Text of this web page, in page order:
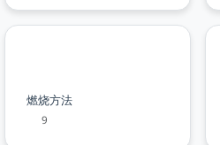
燃烧方法
9